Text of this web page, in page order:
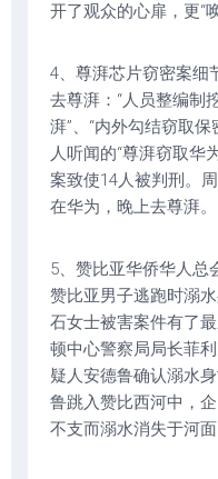
开了观众的心扉，更“
4、尊湃芯片窃密案细
去尊湃：“人员整编制
湃”、“内外勾结窃取
人听闻的“尊湃窃取华
案致使14人被判刑。
在华为，晚上去尊湃。
5、赞比亚华侨华人总
赞比亚男子逃跑时溺
石女士被害案件有了
顿中心警察局局长菲
疑人安德鲁确认溺水
鲁跳入赞比西河中，
不支而溺水消失于河面